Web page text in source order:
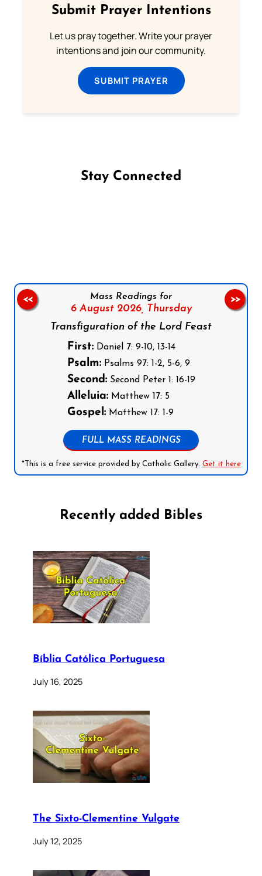
Submit Prayer Intentions
Let us pray together. Write your prayer
intentions and join our community.
SUBMIT PRAYER
Stay Connected
Mass Readings for
6 August 2026, Thursday
Transfiguration of the Lord Feast
First:Daniel 7: 9-10, 13-14
Psalm:Psalms 97: 1-2, 5-6, 9
Second:Second Peter 1: 16-19
Alleluia:Matthew 17: 5
Gospel:Matthew 17: 1-9
FULL MASS READINGS
*This is a free service provided by Catholic Gallery. Get it here
<< >>
Recently added Bibles
Bíblia Católica Portuguesa
July 16, 2025
The Sixto-Clementine Vulgate
July 12, 2025